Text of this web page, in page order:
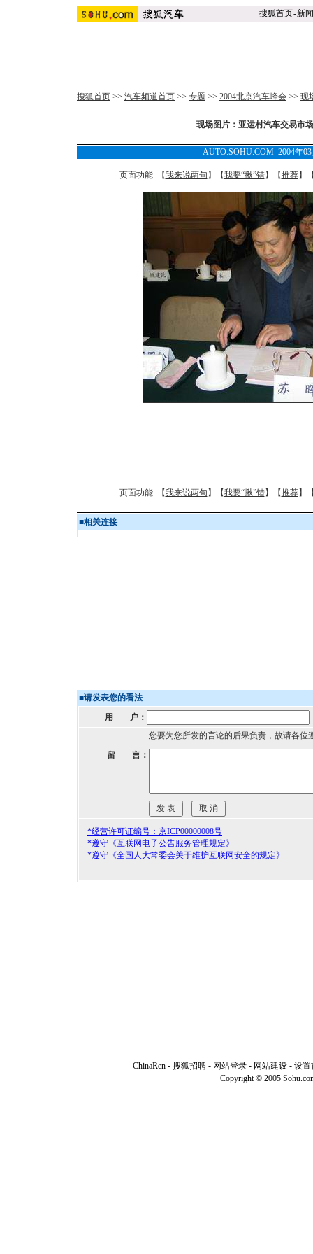
搜狐首页-新闻
搜狐首页 >> 汽车频道首页 >> 专题 >> 2004北京汽车峰会 >> 现
现场图片：亚运村汽车交易市
AUTO.SOHU.COM 2004年
页面功能 【我来说两句 】【我要“揪”错】【推荐】
页面功能 【我来说两句 】【我要“揪”错】【推荐】
■相关连接
■请发表您的看法
用 户：
您要为您所发的言论的后果负责，故请各位
留 言：
*经营许可证编号：京ICP00000008号
*遵守《互联网电子公告服务管理规定》
*遵守《全国人大常委会关于维护互联网安全的规定》
ChinaRen - 搜狐招聘 - 网站登录 - 网站建设 - 设置
Copyright © 2005